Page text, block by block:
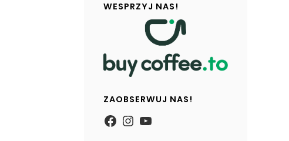
WESPRZYJ NAS!
ZAOBSERWUJ NAS!
https://
Instagram
YouTube